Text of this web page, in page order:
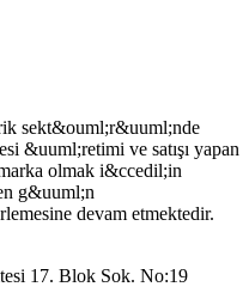
sekt&ouml;r&uuml;nde
&uuml;retimi ve satışı yapan
olmak i&ccedil;in
g&uuml;n
devam etmektedir.
17. Blok Sok. No:19